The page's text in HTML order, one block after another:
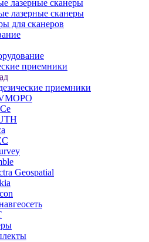
лазерные сканеры
лазерные сканеры
для сканеров
приемники
приемники
Geospatial